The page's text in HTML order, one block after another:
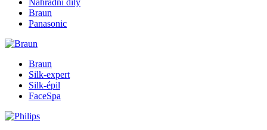
Braun
Panasonic
Braun
Silk-expert
Silk-épil
FaceSpa